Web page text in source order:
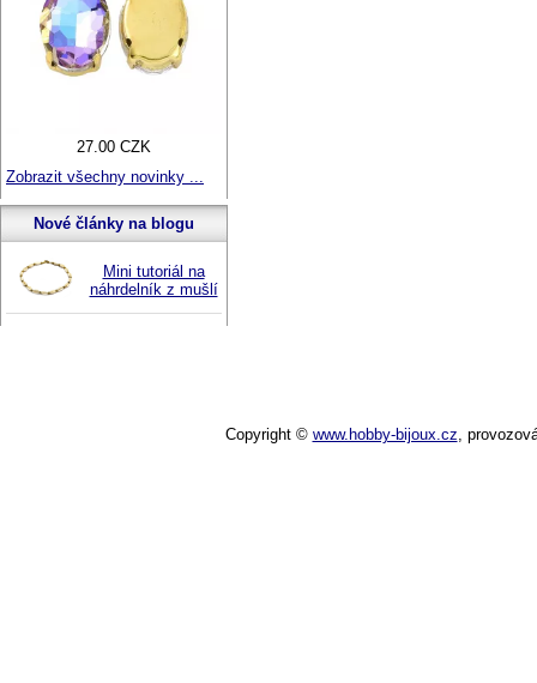
27.00 CZK
Zobrazit všechny novinky ...
Nové články na blogu
Mini tutoriál na
náhrdelník z mušlí
Copyright © www.hobby-bijoux.cz